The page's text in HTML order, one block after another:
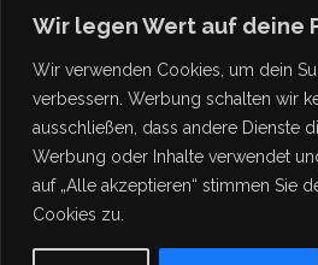
Wir legen Wert auf deine
Wir verwenden Cookies, um dein
verbessern. Werbung schalten wir
ausschließen, dass andere Dienste
Werbung oder Inhalte verwendet
auf „Alle akzeptieren“ stimmen Sie
Cookies zu.
Rundreise schnell &
Stadion super lecker
vegetarisch Viadukt
zu Hause